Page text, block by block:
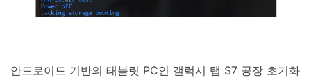
안드로이드 기반의 태블릿 PC인 갤럭시 탭 S7 공장 초기화